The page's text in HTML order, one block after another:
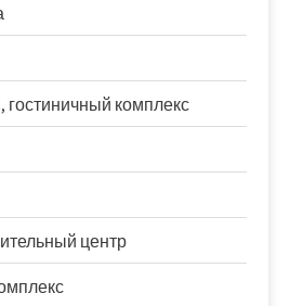
гостиничный комплекс
центр